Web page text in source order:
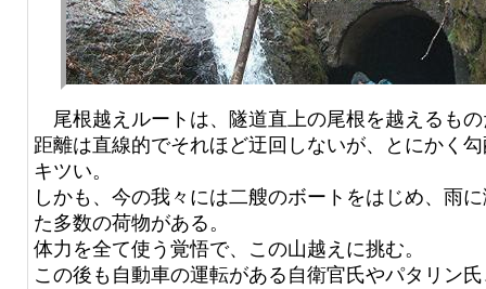
尾根越えルートは、隧道直上の尾根を越えるも
距離は直線的でそれほど迂回しないが、とにかく
キツい。
しかも、今の我々には二艘のボートをはじめ、雨
た多数の荷物がある。
体力を全て使う覚悟で、この山越えに挑む。
この後も自動車の運転がある自衛官氏やパタリン